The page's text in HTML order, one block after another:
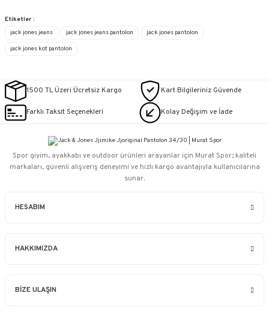
Etiketler :
jack jones jeans
jack jones jeans pantolon jack jones pantolon
jack jones kot pantolon
1500 TL Üzeri Ücretsiz Kargo Kart Bilgileriniz Güvende
Farklı Taksit Seçenekleri Kolay Değişim ve İade
HESABIM
HAKKIMIZDA
BİZE ULAŞIN
Spor giyim, ayakkabı ve outdoor ürünleri arayanlar için Murat Spor; kaliteli
markaları, güvenli alışveriş deneyimi ve hızlı kargo avantajıyla kullanıcılarına
sunar.